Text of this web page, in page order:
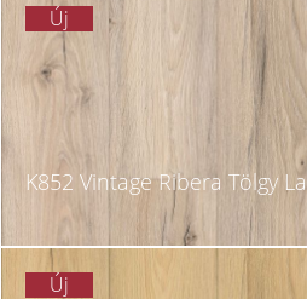
Új
K852 Vintage Ribera Tölgy
Új